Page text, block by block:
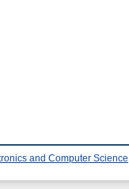
and Computer Science